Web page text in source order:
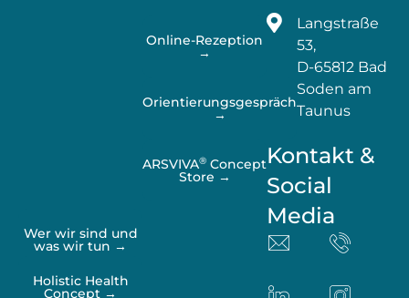
Wer wir sind und
was wir tun →
Holistic Health
Concept →
Online-Rezeption
→
Orientierungsgespräch
→
ARSVIVA® Concept
Store →
Langstraße
53,
D-65812 Bad
Soden am
Taunus
Kontakt &
Social
Media